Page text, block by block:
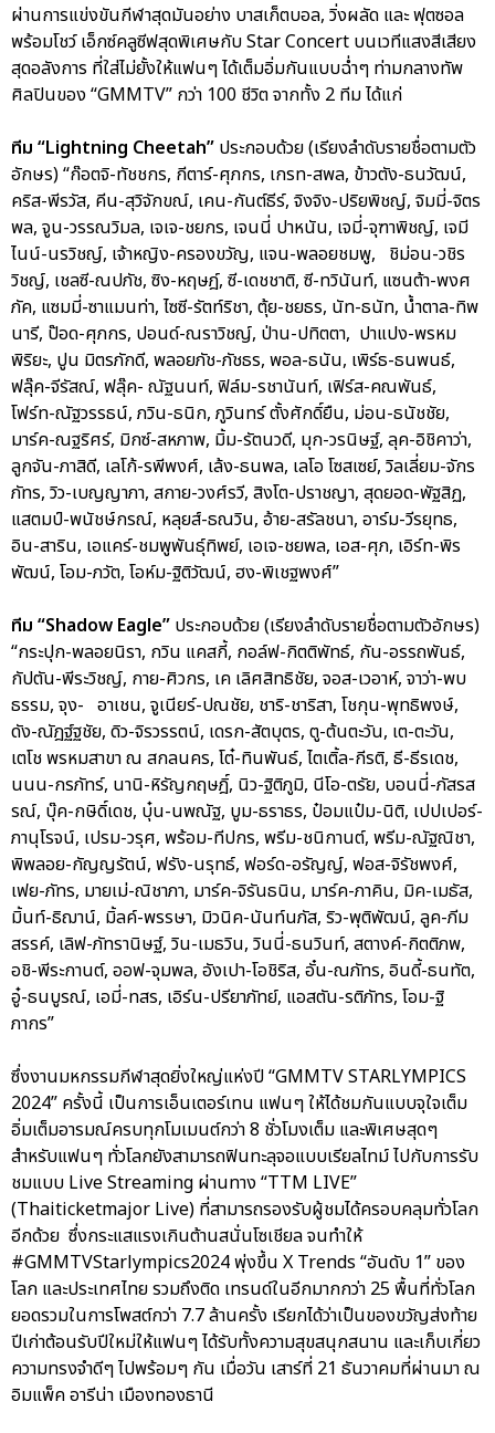
ผ่านการแข่งขันกีฬาสุดมันอย่าง บาสเก็ตบอล, วิ่งผลัด และ ฟุตซอล
พร้อมโชว์ เอ็กซ์คลูซีฟสุดพิเศษกับ Star Concert บนเวทีแสงสีเสียง
สุดอลังการ ที่ใส่ไม่ยั้งให้แฟนๆ ได้เต็มอิ่มกันแบบฉ่ำๆ ท่ามกลางทัพ
ศิลปินของ “GMMTV” กว่า 100 ชีวิต จากทั้ง 2 ทีม ได้แก่
ทีม “Lightning Cheetah” ประกอบด้วย (เรียงลำดับรายชื่อตามตัว
อักษร) “ก๊อตจิ-ทัชชกร, กีตาร์-ศุภกร, เกรท-สพล, ข้าวตัง-ธนวัฒน์,
คริส-พีรวัส, คีน-สุวิจักขณ์, เคน-กันต์ธีร์, จิงจิง-ปริยพิชญ์, จิมมี่-จิตร
พล, จูน-วรรณวิมล, เจเจ-ชยกร, เจนนี่ ปาหนัน, เจมี่-จุฑาพิชญ์, เจมี
ไนน์-นรวิชญ์, เจ้าหญิง-ครองขวัญ, แจน-พลอยชมพู, ชิม่อน-วชิร
วิชญ์, เชลซี-ณปภัช, ซิง-หฤษฎ์, ซี-เดชชาติ, ซี-ทวินันท์, แซนต้า-พงศ
ภัค, แซมมี่-ซาแมนท่า, ไซซี-รัตท์ริชา, ตุ้ย-ชยธร, นัท-ธนัท, น้ำตาล-ทิพ
นารี, ป๊อด-ศุภกร, ปอนด์-ณราวิชญ์, ป่าน-ปทิตตา, ปาแปง-พรหม
พิริยะ, ปูน มิตรภักดี, พลอยภัช-ภัชธร, พอล-ธนัน, เพิร์ธ-ธนพนธ์,
ฟลุ๊ค-จีรัสณ์, ฟลุ๊ค- ณัฐนนท์, ฟิล์ม-รชานันท์, เฟิร์ส-คณพันธ์,
โฟร์ท-ณัฐวรรธน์, ภวิน-ธนิก, ภูวินทร์ ตั้งศักดิ์ยืน, ม่อน-ธนัชชัย,
มาร์ค-ณฐริศร์, มิกซ์-สหภาพ, มิ้ม-รัตนวดี, มุก-วรนิษฐ์, ลุค-อิชิคาว่า,
ลูกจัน-ภาสิดี, เลโก้-รพีพงศ์, เล้ง-ธนพล, เลโอ โซสเซย์, วิลเลี่ยม-จักร
ภัทร, วิว-เบญญาภา, สกาย-วงศ์รวี, สิงโต-ปราชญา, สุดยอด-พัฐสิฏ,
แสตมป์-พนัชษ์กรณ์, หลุยส์-ธณวิน, อ้าย-สรัลชนา, อาร์ม-วีรยุทธ,
อิน-สาริน, เอแคร์-ชมพูพันธุ์ทิพย์, เอเจ-ชยพล, เอส-ศุภ, เอิร์ท-พิร
พัฒน์, โอม-ภวัต, โอห์ม-ฐิติวัฒน์, ฮง-พิเชฐพงศ์”
ทีม “Shadow Eagle” ประกอบด้วย (เรียงลำดับรายชื่อตามตัวอักษร)
“กระปุก-พลอยนิรา, กวิน แคสกี้, กอล์ฟ-กิตติพัทธ์, กัน-อรรถพันธ์,
กัปตัน-พีระวิชญ์, กาย-ศิวกร, เค เลิศสิทธิชัย, จอส-เวอาห์, จาว่า-พบ
ธรรม, จุง- อาเชน, จูเนียร์-ปณชัย, ชาริ-ชาริสา, โชกุน-พุทธิพงษ์,
ดัง-ณัฎฐ์ฐชัย, ดิว-จิรวรรตน์, เดรก-สัตบุตร, ตู-ต้นตะวัน, เต-ตะวัน,
เตโช พรหมสาขา ณ สกลนคร, โต๋-ทินพันธ์, ไตเติ้ล-กีรติ, ธี-ธีรเดช,
นนน-กรภัทร์, นานิ-หิรัญกฤษฎิ์, นิว-ฐิติภูมิ, นีโอ-ตรัย, บอนนี่-ภัสรส
รณ์, บุ๊ค-กษิดิ์เดช, บุ๋น-นพณัฐ, บูม-ธราธร, ป๋อมแป๋ม-นิติ, เปปเปอร์-
ภานุโรจน์, เปรม-วรุศ, พร้อม-ทีปกร, พรีม-ชนิกานต์, พรีม-ณัฐณิชา,
พิพลอย-กัญญรัตน์, ฟรัง-นรุทธ์, ฟอร์ด-อรัญญ์, ฟอส-จิรัชพงศ์,
เฟย-ภัทร, มายเม่-ณิชาภา, มาร์ค-จิรันธนิน, มาร์ค-ภาคิน, มิค-เมธัส,
มิ้นท์-ธิฌาน์, มิ้ลค์-พรรษา, มิวนิค-นันท์นภัส, ริว-พุติพัฒน์, ลูค-ภีม
สรรค์, เลิฟ-ภัทรานิษฐ์, วิน-เมธวิน, วินนี่-ธนวินท์, สตางค์-กิตติภพ,
อชิ-พีระกานต์, ออฟ-จุมพล, อังเปา-โอชิริส, อั๋น-ณภัทร, อินดี้-ธนทัต,
อู๋-ธนบูรณ์, เอมี่-ทสร, เอิร์น-ปรียาภัทย์, แอสตัน-รติภัทร, โอม-ฐิ
ภากร”
ซึ่งงานมหกรรมกีฬาสุดยิ่งใหญ่แห่งปี “GMMTV STARLYMPICS
2024” ครั้งนี้ เป็นการเอ็นเตอร์เทน แฟนๆ ให้ได้ชมกันแบบจุใจเต็ม
อิ่มเต็มอารมณ์ครบทุกโมเมนต์กว่า 8 ชั่วโมงเต็ม และพิเศษสุดๆ
สำหรับแฟนๆ ทั่วโลกยังสามารถฟินทะลุจอแบบเรียลไทม์ ไปกับการรับ
ชมแบบ Live Streaming ผ่านทาง “TTM LIVE”
(Thaiticketmajor Live) ที่สามารถรองรับผู้ชมได้ครอบคลุมทั่วโลก
อีกด้วย ซึ่งกระแสแรงเกินต้านสนั่นโซเชียล จนทำให้
#GMMTVStarlympics2024 พุ่งขึ้น X Trends “อันดับ 1” ของ
โลก และประเทศไทย รวมถึงติด เทรนด์ในอีกมากกว่า 25 พื้นที่ทั่วโลก
ยอดรวมในการโพสต์กว่า 7.7 ล้านครั้ง เรียกได้ว่าเป็นของขวัญส่งท้าย
ปีเก่าต้อนรับปีใหม่ให้แฟนๆ ได้รับทั้งความสุขสนุกสนาน และเก็บเกี่ยว
ความทรงจำดีๆ ไปพร้อมๆ กัน เมื่อวัน เสาร์ที่ 21 ธันวาคมที่ผ่านมา ณ
อิมแพ็ค อารีน่า เมืองทองธานี